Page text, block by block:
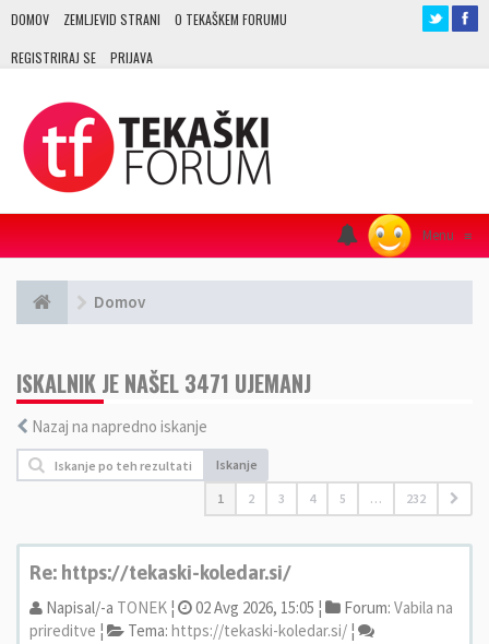
DOMOV ZEMLJEVID STRANI O TEKAŠKEM FORUMU
REGISTRIRAJ SE PRIJAVA
Menu ≡
Domov
ISKALNIK JE NAŠEL 3471 UJEMANJ
Nazaj na napredno iskanje
Iskanje
1 2 3 4 5 … 232
Re: https://tekaski-koledar.si/
Napisal/-a TONEK ¦ 02 Avg 2026, 15:05 ¦ Forum: Vabila na
prireditve ¦ Tema: https://tekaski-koledar.si/ ¦